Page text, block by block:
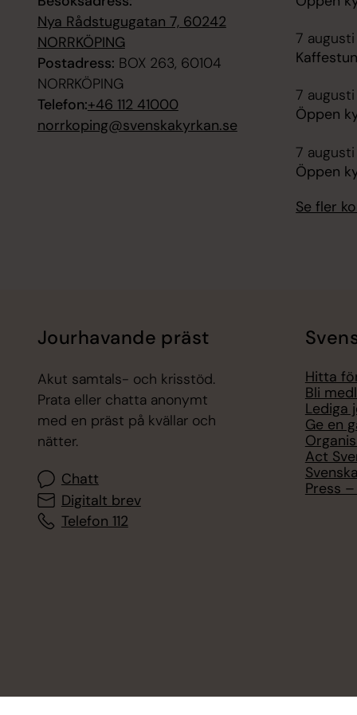
Nya Rådstugugatan 7, 60242
NORRKÖPING
Postadress: BOX 263, 60104
NORRKÖPING
Telefon:+46 112 41000
norrkoping@svenskakyrkan.se
7 augusti
7 augusti
Öppen
7 augusti
Öppen
Se fler
Jourhavande präst
Akut samtals- och krisstöd.
Prata eller chatta anonymt
med en präst på kvällar och
nätter.
Chatt
Digitalt brev
Telefon 112
Hitta
Bli
Lediga
Ge en
Act
Press